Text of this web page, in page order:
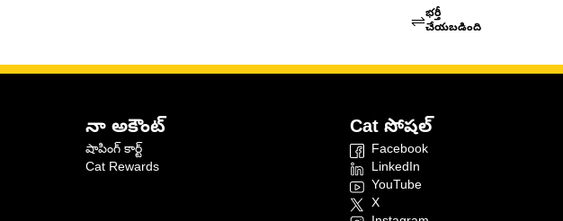
భర్తీ
చేయబడింది
నా అకౌంట్
షాపింగ్ కార్ట్
Cat Rewards
Cat సోషల్
Facebook
LinkedIn
YouTube
X